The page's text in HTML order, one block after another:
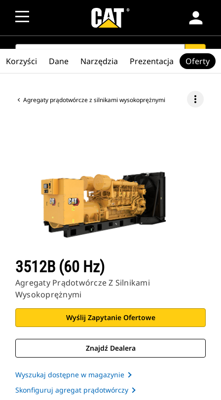
person
SEARCH search
Agregaty prądotwórcze z silnikami wysokoprężnymi more_vert
3512B (60 Hz)
Agregaty Prądotwórcze Z Silnikami
Wysokoprężnymi
Wyślij Zapytanie Ofertowe
Znajdź Dealera
Wyszukaj dostępne w magazynie
Skonfiguruj agregat prądotwórczy
Korzyści Dane Narzędzia Prezentacja Oferty